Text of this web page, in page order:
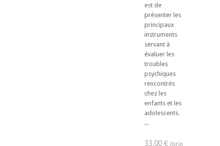
est de
présenter les
principaux
instruments
servant à
évaluer les
troubles
psychiques
rencontrés
chez les
enfants et les
adolescents.
...
33,00 €